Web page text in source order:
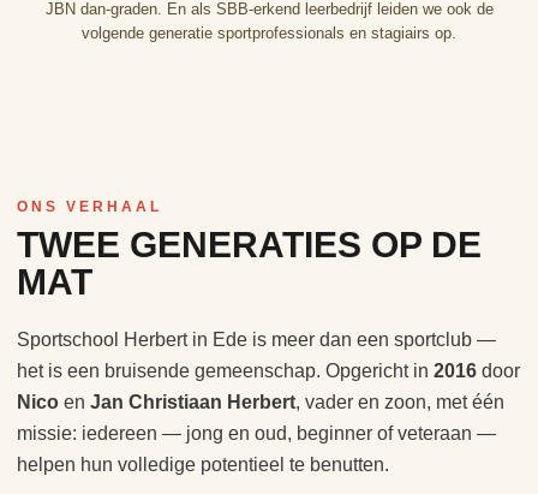
JBN dan-graden. En als SBB-erkend leerbedrijf leiden we ook de
volgende generatie sportprofessionals en stagiairs op.
ONS VERHAAL
TWEE GENERATIES OP DE
MAT
Sportschool Herbert in Ede is meer dan een sportclub —
het is een bruisende gemeenschap. Opgericht in 2016 door
Nico en Jan Christiaan Herbert, vader en zoon, met één
missie: iedereen — jong en oud, beginner of veteraan —
helpen hun volledige potentieel te benutten.